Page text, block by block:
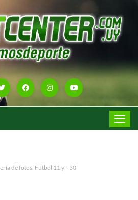
Toggle
de fotos: Fútbol 11 y +30